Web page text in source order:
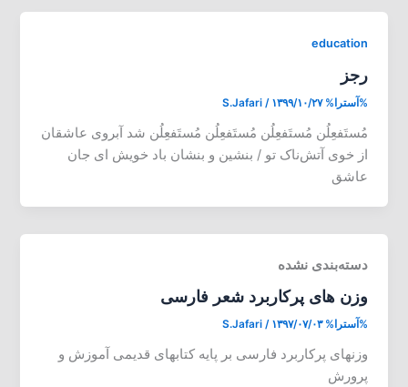
education
رجز
%آسترا% S.Jafari / ۱۳۹۹/۱۰/۲۷
مُستَفعِلُن مُستَفعِلُن مُستَفعِلُن مُستَفعِلُن شد آبروی عاشقان
از خوی آتش‌ناک تو / بنشین و بنشان باد خویش ای جان
عاشق
دسته‌بندی نشده
وزن های پرکاربرد شعر فارسی
%آسترا% S.Jafari / ۱۳۹۷/۰۷/۰۳
وزنهای پرکاربرد فارسی بر پایه کتابهای قدیمی آموزش و
پرورش